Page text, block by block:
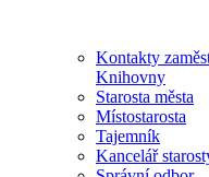
Kontakty
Knihovny
Starosta města
Místostarosta
Tajemník
Kancelář